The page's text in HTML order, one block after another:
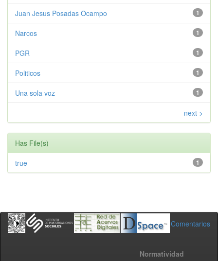
1
Juan Jesus Posadas Ocampo
1
Narcos
1
PGR
1
Politicos
1
Una sola voz
next >
Has File(s)
1
true
Comentarios
Normatividad